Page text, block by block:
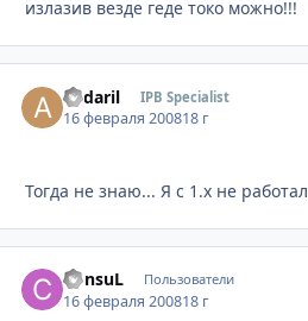
излазив везде геде токо можно!!!
andaril IPB Specialist
16 февраля 200818 г
Тогда не знаю... Я с 1.х не работал
ConsuL Пользователи
16 февраля 200818 г